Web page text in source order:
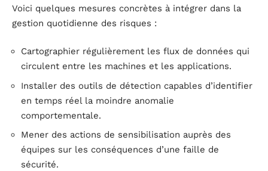
Voici quelques mesures concrètes à intégrer dans la
gestion quotidienne des risques :
Cartographier régulièrement les flux de données qui
circulent entre les machines et les applications.
Installer des outils de détection capables d’identifier
en temps réel la moindre anomalie
comportementale.
Mener des actions de sensibilisation auprès des
équipes sur les conséquences d’une faille de
sécurité.